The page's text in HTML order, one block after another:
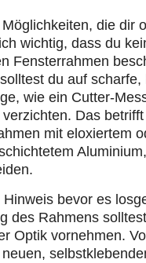
die dir
wichtig, dass du
Fensterrahmen
du auf scharfe,
wie ein Cutter-
Das
mit eloxiertem
Hinweis bevor es
des Rahmens
Optik vornehmen.